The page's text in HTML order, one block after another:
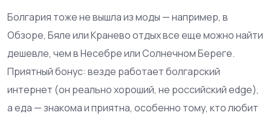
Болгария тоже не вышла из моды — например, в
Обзоре, Бяле или Кранево отдых все еще можно найти
дешевле, чем в Несебре или Солнечном Береге.
Приятный бонус: везде работает болгарский
интернет (он реально хороший, не российский edge),
а еда — знакома и приятна, особенно тому, кто любит